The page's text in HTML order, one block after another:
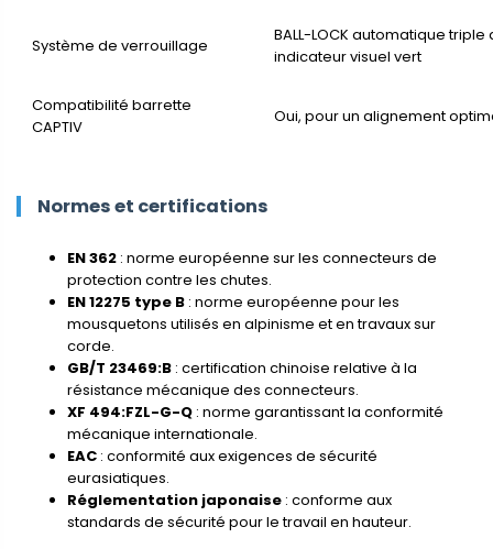
Système de verrouillage
BALL-LOCK automatique
indicateur visuel vert
Compatibilité barrette
CAPTIV
Oui, pour un alignement
Normes et certifications
EN 362 : norme européenne sur les connecteurs de
protection contre les chutes.
EN 12275 type B : norme européenne pour les
mousquetons utilisés en alpinisme et en travaux sur
corde.
GB/T 23469:B : certification chinoise relative à la
résistance mécanique des connecteurs.
XF 494:FZL-G-Q : norme garantissant la conformité
mécanique internationale.
EAC : conformité aux exigences de sécurité
eurasiatiques.
Réglementation japonaise : conforme aux
standards de sécurité pour le travail en hauteur.